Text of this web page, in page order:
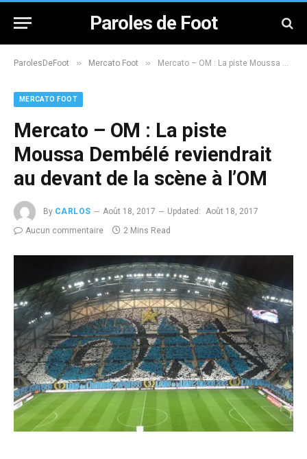
Paroles de Foot
ParolesDeFoot » Mercato Foot » Mercato – OM : La piste Moussa Dembélé reviendrait au devant de la scène à l’OM
MERCATO FOOT
Mercato – OM : La piste
Moussa Dembélé reviendrait
au devant de la scène à l’OM
By CARLOS Août 18, 2017 Updated: Août 18, 2017
Aucun commentaire
2 Mins Read